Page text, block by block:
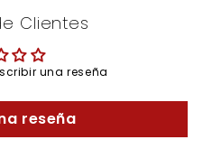
Clientes
una reseña
reseña